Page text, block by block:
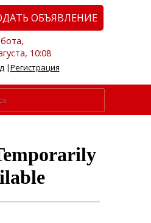
ОБЪЯВЛЕНИЕ
10:08
|Регистрация